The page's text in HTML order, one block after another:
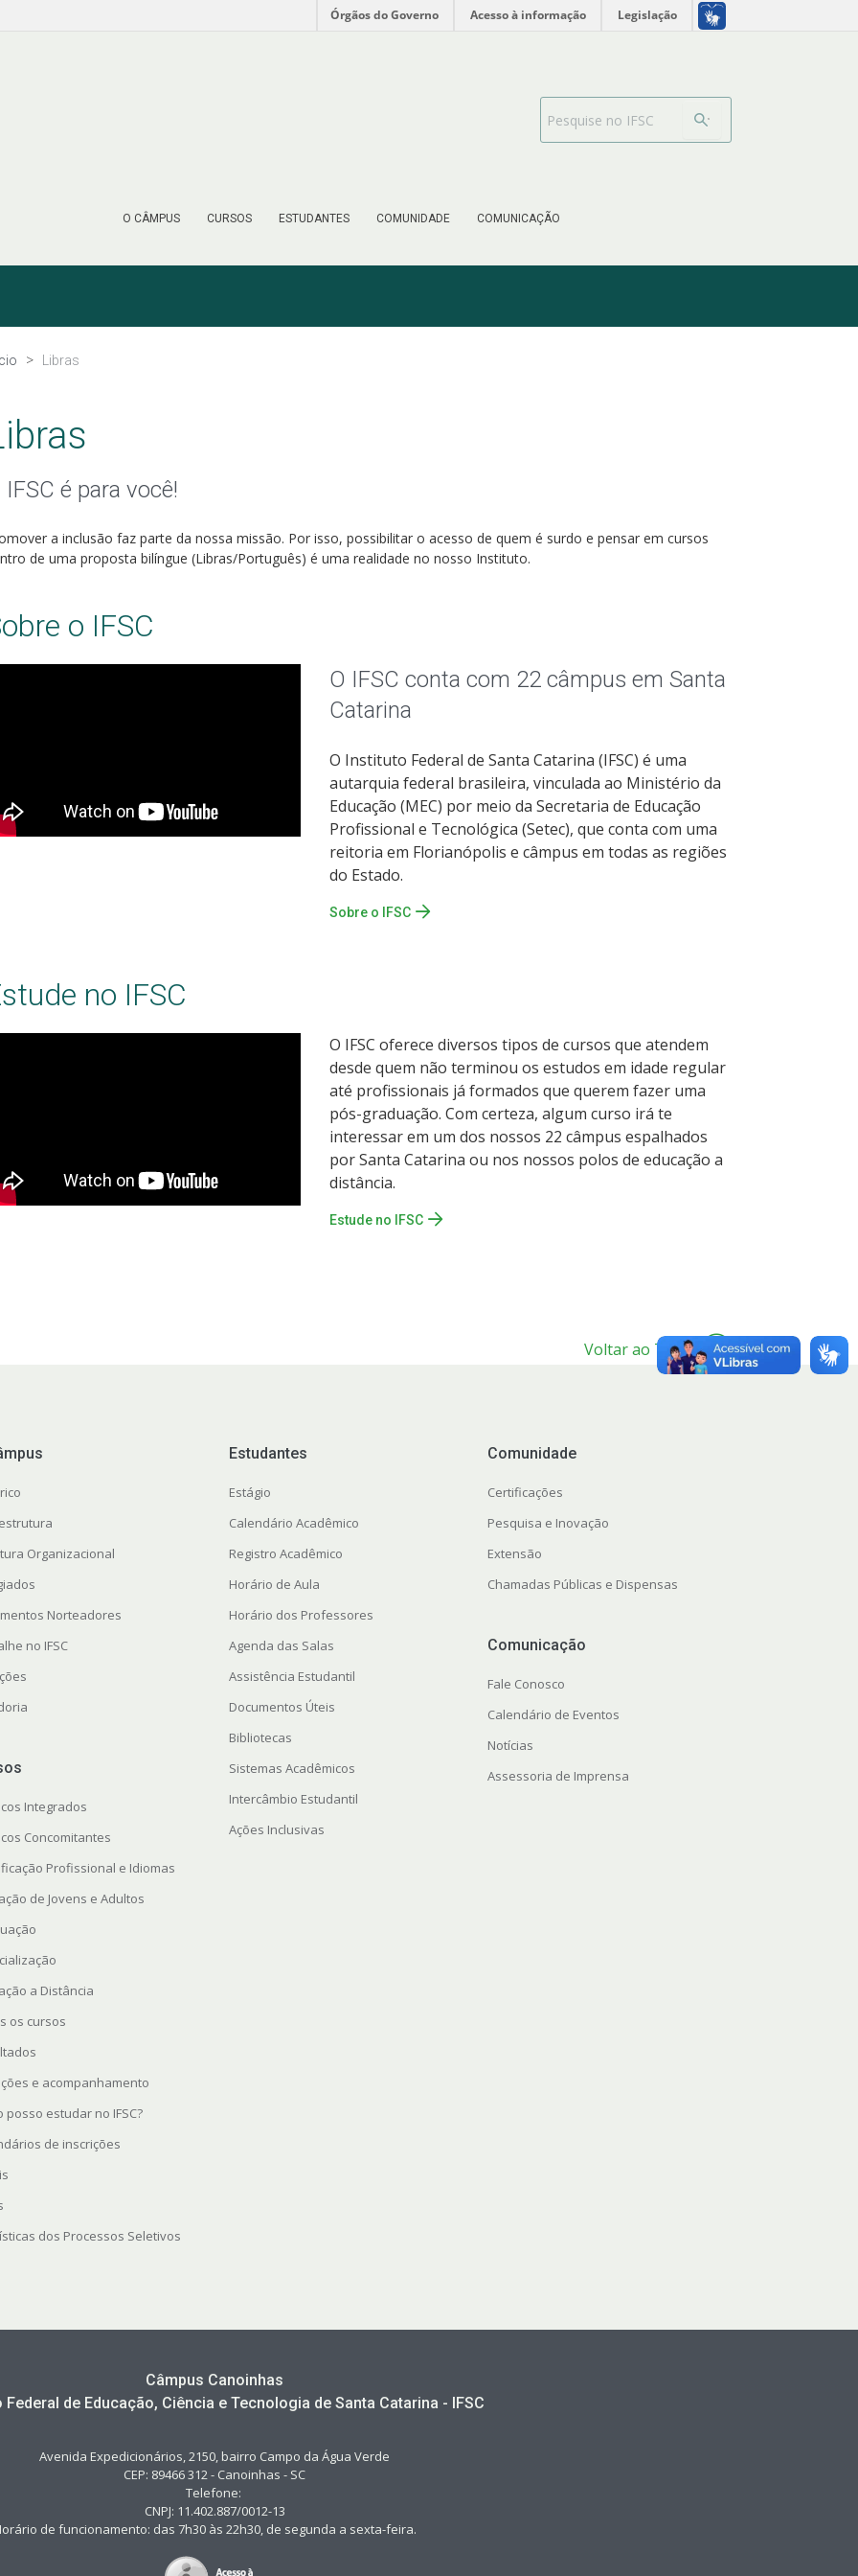
Órgãos do Governo Acesso à informação Legislação
O CÂMPUS CURSOS ESTUDANTES COMUNIDADE COMUNICAÇÃO
Barra de busca
Libras
IFSC é para você!
a inclusão faz parte da nossa missão. Por isso, possibilitar o acesso de quem é surdo e pensar em cursos
de uma proposta bilíngue (Libras/Português) é uma realidade no nosso Instituto.
o IFSC
O IFSC conta com 22 câmpus em Santa
Catarina
O Instituto Federal de Santa Catarina (IFSC) é uma
autarquia federal brasileira, vinculada ao Ministério da
Educação (MEC) por meio da Secretaria de Educação
Profissional e Tecnológica (Setec), que conta com uma
reitoria em Florianópolis e câmpus em todas as regiões
do Estado.
Sobre o IFSC
no IFSC
O IFSC oferece diversos tipos de cursos que atendem
desde quem não terminou os estudos em idade regular
até profissionais já formados que querem fazer uma
pós-graduação. Com certeza, algum curso irá te
interessar em um dos nossos 22 câmpus espalhados
por Santa Catarina ou nos nossos polos de educação a
distância.
Estude no IFSC
Voltar ao Topo
Organizacional
Norteadores
no IFSC
Integrados
Concomitantes
Profissional e Idiomas
de Jovens e Adultos
a Distância
os cursos
e acompanhamento
posso estudar no IFSC?
de inscrições
dos Processos Seletivos
Estudantes
Estágio
Calendário Acadêmico
Registro Acadêmico
Horário de Aula
Horário dos Professores
Agenda das Salas
Assistência Estudantil
Documentos Úteis
Bibliotecas
Sistemas Acadêmicos
Intercâmbio Estudantil
Ações Inclusivas
Comunidade
Certificações
Pesquisa e Inovação
Extensão
Chamadas Públicas e Dispensas
Comunicação
Fale Conosco
Calendário de Eventos
Notícias
Assessoria de Imprensa
Câmpus Canoinhas
de Educação, Ciência e Tecnologia de Santa Catarina - IFSC
Avenida Expedicionários, 2150, bairro Campo da Água Verde
CEP: 89466 312 - Canoinhas - SC
Telefone:
CNPJ: 11.402.887/0012-13
de funcionamento: das 7h30 às 22h30, de segunda a sexta-feira.